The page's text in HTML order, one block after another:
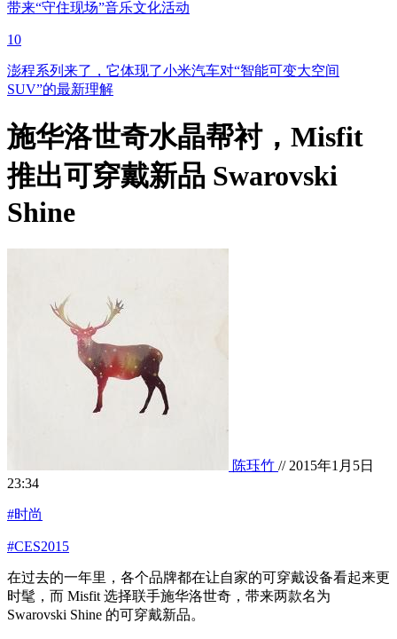
带来“守住现场”音乐文化活动
10
澎程系列来了，它体现了小米汽车对“智能可变大空间
SUV”的最新理解
施华洛世奇水晶帮衬，Misfit
推出可穿戴新品 Swarovski
Shine
陈珏竹 // 2015年1月5日
23:34
#时尚
#CES2015
在过去的一年里，各个品牌都在让自家的可穿戴设备看起来更
时髦，而 Misfit 选择联手施华洛世奇，带来两款名为
Swarovski Shine 的可穿戴新品。